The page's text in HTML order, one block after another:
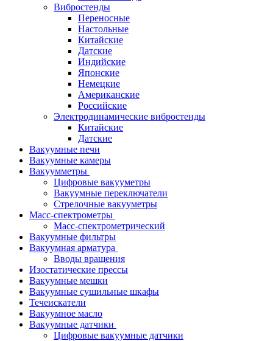
Вибростенды
Переносные
Настольные
Китайские
Датские
Индийские
Японские
Немецкие
Американские
Российские
Электродинамические вибростенды
Китайские
Датские
Вакуумные печи
Вакуумные камеры
Вакуумметры
Цифровые вакууметры
Вакуумные переключатели
Стрелочные вакууметры
Масс-спектрометры
Масс-спектрометрический
Вакуумные фильтры
Вакуумная арматура
Вводы вращения
Изостатические прессы
Вакуумные мешки
Вакуумные сушильные шкафы
Течеискатели
Вакуумное масло
Вакуумные датчики
Цифровые вакуумные датчики